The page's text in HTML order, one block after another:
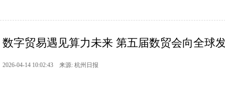
数字贸易遇见算力未来 第五届数贸会向全球
2026-04-14 10:02:43 来源: 杭州日报